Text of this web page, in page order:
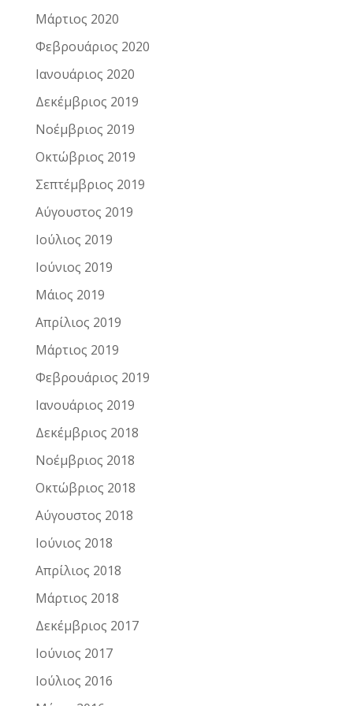
Μάρτιος 2020
Φεβρουάριος 2020
Ιανουάριος 2020
Δεκέμβριος 2019
Νοέμβριος 2019
Οκτώβριος 2019
Σεπτέμβριος 2019
Αύγουστος 2019
Ιούλιος 2019
Ιούνιος 2019
Μάιος 2019
Απρίλιος 2019
Μάρτιος 2019
Φεβρουάριος 2019
Ιανουάριος 2019
Δεκέμβριος 2018
Νοέμβριος 2018
Οκτώβριος 2018
Αύγουστος 2018
Ιούνιος 2018
Απρίλιος 2018
Μάρτιος 2018
Δεκέμβριος 2017
Ιούνιος 2017
Ιούλιος 2016